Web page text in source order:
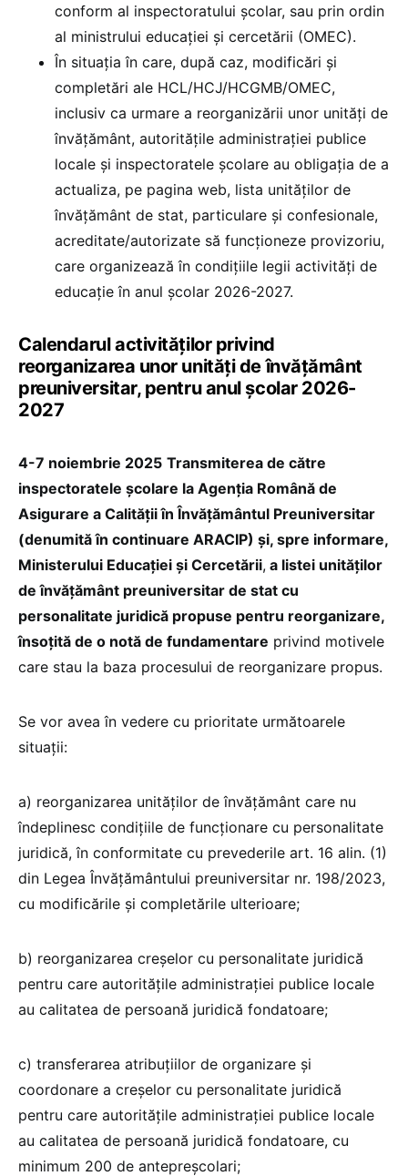
conform al inspectoratului școlar, sau prin ordin
al ministrului educației și cercetării (OMEC).
În situația în care, după caz, modificări și
completări ale HCL/HCJ/HCGMB/OMEC,
inclusiv ca urmare a reorganizării unor unități de
învățământ, autoritățile administrației publice
locale și inspectoratele școlare au obligația de a
actualiza, pe pagina web, lista unităților de
învățământ de stat, particulare și confesionale,
acreditate/autorizate să funcționeze provizoriu,
care organizează în condițiile legii activități de
educație în anul școlar 2026-2027.
Calendarul activităților privind
reorganizarea unor unități de învățământ
preuniversitar, pentru anul școlar 2026-
2027
4-7 noiembrie 2025 Transmiterea de către
inspectoratele școlare la Agenția Română de
Asigurare a Calității în Învățământul Preuniversitar
(denumită în continuare ARACIP) și, spre informare,
Ministerului Educației și Cercetării, a listei unităților
de învățământ preuniversitar de stat cu
personalitate juridică propuse pentru reorganizare,
însoțită de o notă de fundamentare privind motivele
care stau la baza procesului de reorganizare propus.
Se vor avea în vedere cu prioritate următoarele
situații:
a) reorganizarea unităților de învățământ care nu
îndeplinesc condițiile de funcționare cu personalitate
juridică, în conformitate cu prevederile art. 16 alin. (1)
din Legea Învățământului preuniversitar nr. 198/2023,
cu modificările și completările ulterioare;
b) reorganizarea creșelor cu personalitate juridică
pentru care autoritățile administrației publice locale
au calitatea de persoană juridică fondatoare;
c) transferarea atribuțiilor de organizare și
coordonare a creșelor cu personalitate juridică
pentru care autoritățile administrației publice locale
au calitatea de persoană juridică fondatoare, cu
minimum 200 de antepreșcolari;